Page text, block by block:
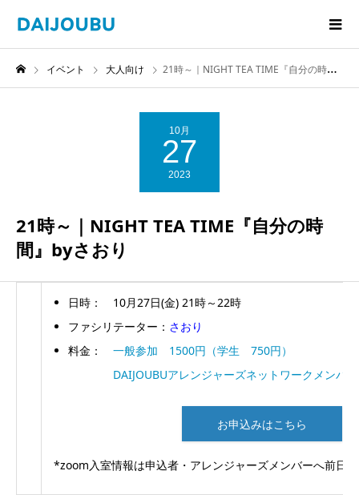
イベント 大人向け 21時～｜NIGHT TEA TIME『自分の時間』byさおり
10月
27
2023
21時～｜NIGHT TEA TIME『自分の時
間』byさおり
日時： 10月27日(金) 21時～22時
ファシリテーター： さおり
料金：一般参加 1500円（学生 750円）
DAIJOUBUアレンジャーズネットワークメンバ
お申込みはこちら
*zoom入室情報は申込者・アレンジャーズメンバーへ前日